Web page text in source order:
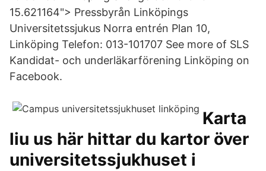
15.621164"> Pressbyrån Linköpings
Universitetssjukus Norra entrén Plan 10,
Linköping Telefon: 013-101707 See more of SLS
Kandidat- och underläkarförening Linköping on
Facebook.
Karta
liu us här hittar du kartor över
universitetssjukhuset i